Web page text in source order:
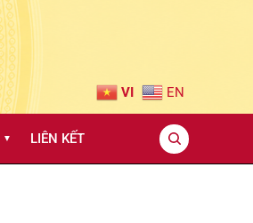
VI EN
▼ LIÊN KẾT